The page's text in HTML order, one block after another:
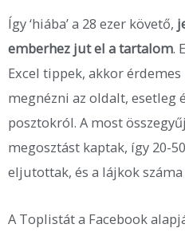
Így ‘hiába’ a 28 ezer követő,
emberhez jut el a tartalom.
Excel tippek, akkor
megnézni az oldalt, esetleg
posztokról. A most
megosztást kaptak, így 20-
eljutottak, és a lájkok
A Toplistát a Facebook